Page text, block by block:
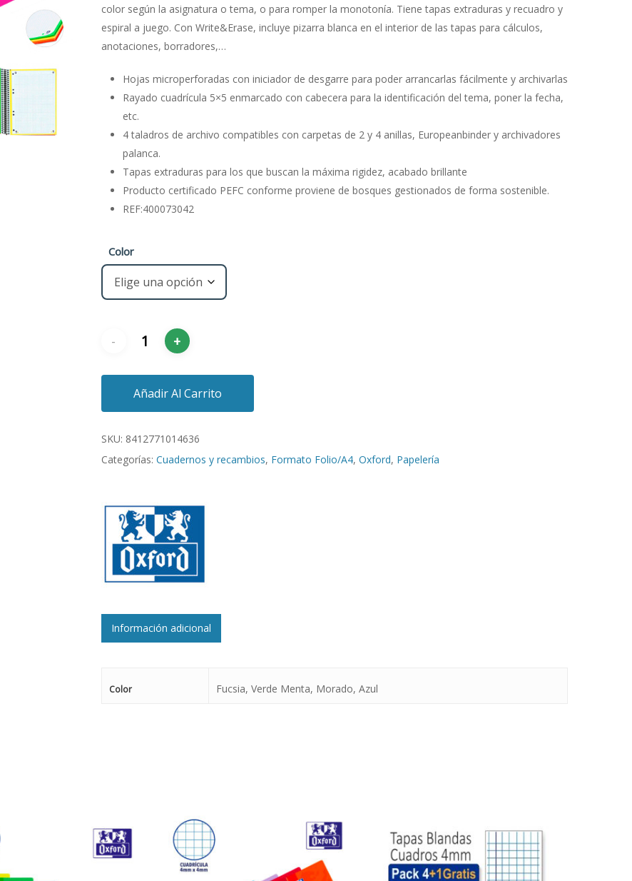
€8,40.€8,25.
color según la asignatura o tema, o para romper la monotonía. Tiene tapas extraduras y recuadro y
espiral a juego. Con Write&Erase, incluye pizarra blanca en el interior de las tapas para cálculos,
anotaciones, borradores,…
Hojas microperforadas con iniciador de desgarre para poder arrancarlas fácilmente y archivarlas
Rayado cuadrícula 5×5 enmarcado con cabecera para la identificación del tema, poner la fecha,
etc.
4 taladros de archivo compatibles con carpetas de 2 y 4 anillas, Europeanbinder y archivadores
palanca.
Tapas extraduras para los que buscan la máxima rigidez, acabado brillante
Producto certificado PEFC conforme proviene de bosques gestionados de forma sostenible.
REF:400073042
Color
Añadir Al Carrito
SKU: 8412771014636
Categorías: Cuadernos y recambios, Formato Folio/A4, Oxford, Papelería
Información adicional
Color Fucsia, Verde Menta, Morado, Azul